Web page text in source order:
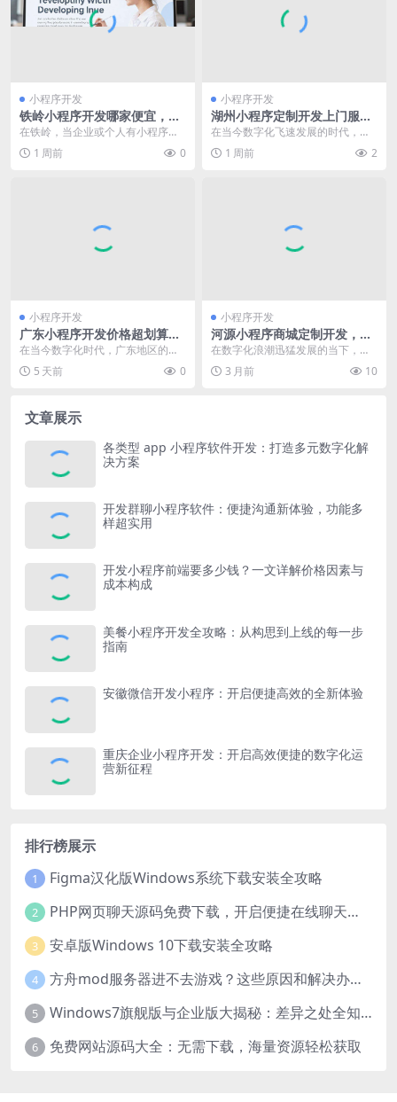
小程序开发
铁岭小程序开发哪家便宜，全
方位对比找到性价比之选
在铁岭，当企业或个人有小程序开
发需求时，价格往往是大家极为关
注的要点。毕竟，在保...
1 周前 0
小程序开发
湖州小程序定制开发上门服
务，满足您的个性化需求
在当今数字化飞速发展的时代，湖
州地区的企业和商家对于小程序定
制开发的需求日益增长...
1 周前 2
小程序开发
广东小程序开发价格超划算，
尽享低成本高效能开发体验
在当今数字化时代，广东地区的小
程序开发以其价格优势脱颖而出。
对于众多企业和创业者...
5 天前 0
小程序开发
河源小程序商城定制开发，打
造专属商业平台助力企业腾飞
在数字化浪潮迅猛发展的当下，互
联网经济呈现出蓬勃的发展态势，
各行各业都在积极拥抱...
3 月前 10
文章展示
各类型 app 小程序软件开发：打造多元数字化解
决方案
开发群聊小程序软件：便捷沟通新体验，功能多
样超实用
开发小程序前端要多少钱？一文详解价格因素与
成本构成
美餐小程序开发全攻略：从构思到上线的每一步
指南
安徽微信开发小程序：开启便捷高效的全新体验
重庆企业小程序开发：开启高效便捷的数字化运
营新征程
排行榜展示
1 Figma汉化版Windows系统下载安装全攻略
2 PHP网页聊天源码免费下载，开启便捷在线聊天开发之旅
3 安卓版Windows 10下载安装全攻略
4 方舟mod服务器进不去游戏？这些原因和解决办法你得知道
5 Windows7旗舰版与企业版大揭秘：差异之处全知晓
6 免费网站源码大全：无需下载，海量资源轻松获取